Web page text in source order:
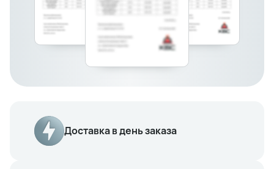
Доставка в день заказа